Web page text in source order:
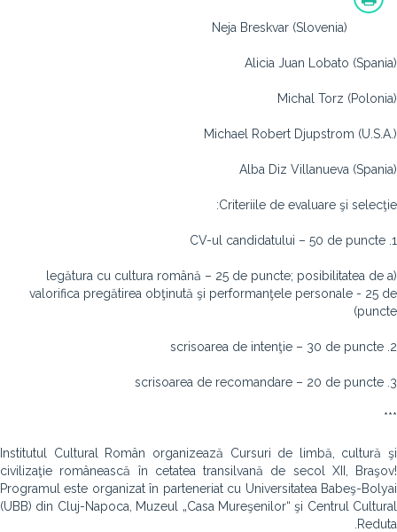
Neja Breskvar (Slovenia)
Alicia Juan Lobato (Spania)
Michal Torz (Polonia)
Michael Robert Djupstrom (U.S.A.)
Alba Diz Villanueva (Spania)
Criteriile de evaluare şi selecţie:
1. CV-ul candidatului – 50 de puncte
(legătura cu cultura română – 25 de puncte; posibilitatea de a
valorifica pregătirea obţinută şi performanţele personale - 25 de
puncte)
2. scrisoarea de intenţie – 30 de puncte
3. scrisoarea de recomandare – 20 de puncte
***
Institutul Cultural Român organizează Cursuri de limbă, cultură şi
civilizaţie românească în cetatea transilvană de secol XII, Braşov!
Programul este organizat în parteneriat cu Universitatea Babeş-Bolyai
(UBB) din Cluj-Napoca, Muzeul „Casa Mureşenilor“ şi Centrul Cultural
Reduta.